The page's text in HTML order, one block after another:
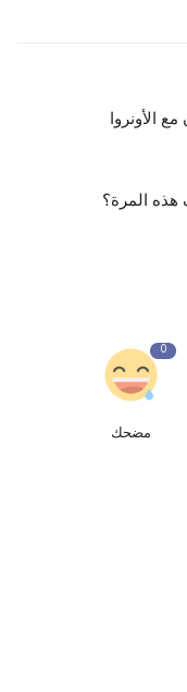
الأونروا
هذه المرة؟
0
مضحك